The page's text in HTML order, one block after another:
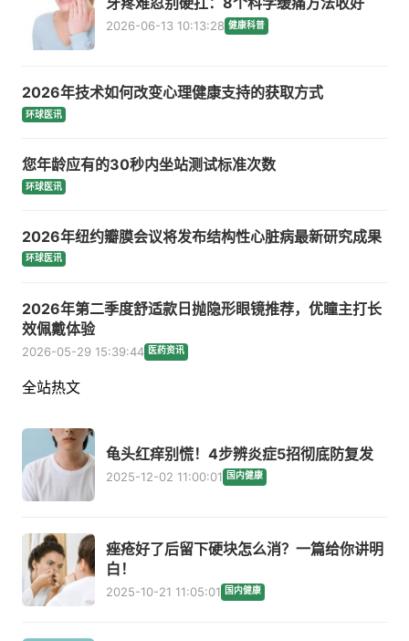
2026-06-13 10:13:28 健康科普
2026年技术如何改变心理健康支持的获取方式
环球医讯
您年龄应有的30秒内坐站测试标准次数
环球医讯
2026年纽约瓣膜会议将发布结构性心脏病最新研究成果
环球医讯
2026年第二季度舒适款日抛隐形眼镜推荐，优瞳主打长
效佩戴体验
2026-05-29 15:39:44 医药资讯
全站热文
龟头红痒别慌！4步辨炎症5招彻底防复发
2025-12-02 11:00:01 国内健康
痤疮好了后留下硬块怎么消？一篇给你讲明
白！
2025-10-21 11:05:01 国内健康